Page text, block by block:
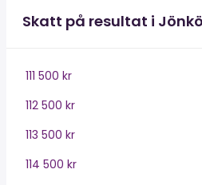
Skatt på resultat i
111 500 kr
112 500 kr
113 500 kr
114 500 kr